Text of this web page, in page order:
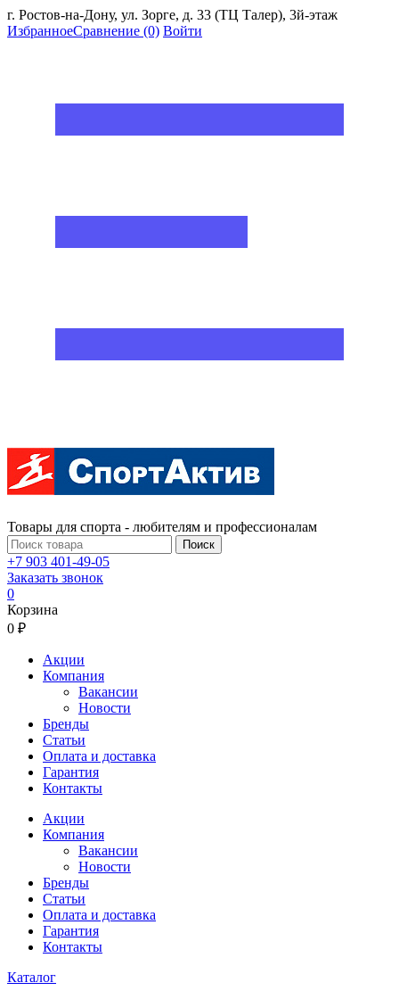
г. Ростов-на-Дону, ул. Зорге, д. 33 (ТЦ Талер), 3й-этаж
ИзбранноеСравнение (0) Войти
Товары для спорта - любителям и профессионалам
Поиск
+7 903 401-49-05
Заказать звонок
0
Корзина
0 ₽
Акции
Компания
Вакансии
Новости
Бренды
Статьи
Оплата и доставка
Гарантия
Контакты
Акции
Компания
Вакансии
Новости
Бренды
Статьи
Оплата и доставка
Гарантия
Контакты
Каталог